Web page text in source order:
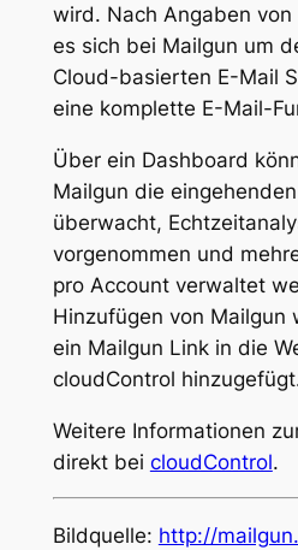
wird. Nach Angaben
es sich bei Mailgun um
Cloud-basierten E-Mail
eine komplette E-Mail-
Über ein Dashboard
Mailgun die
überwacht,
vorgenommen und
pro Account verwaltet
Hinzufügen von Mailgun
ein Mailgun Link in die
cloudControl
Weitere Informationen
direkt bei cloudControl.
Bildquelle: http://